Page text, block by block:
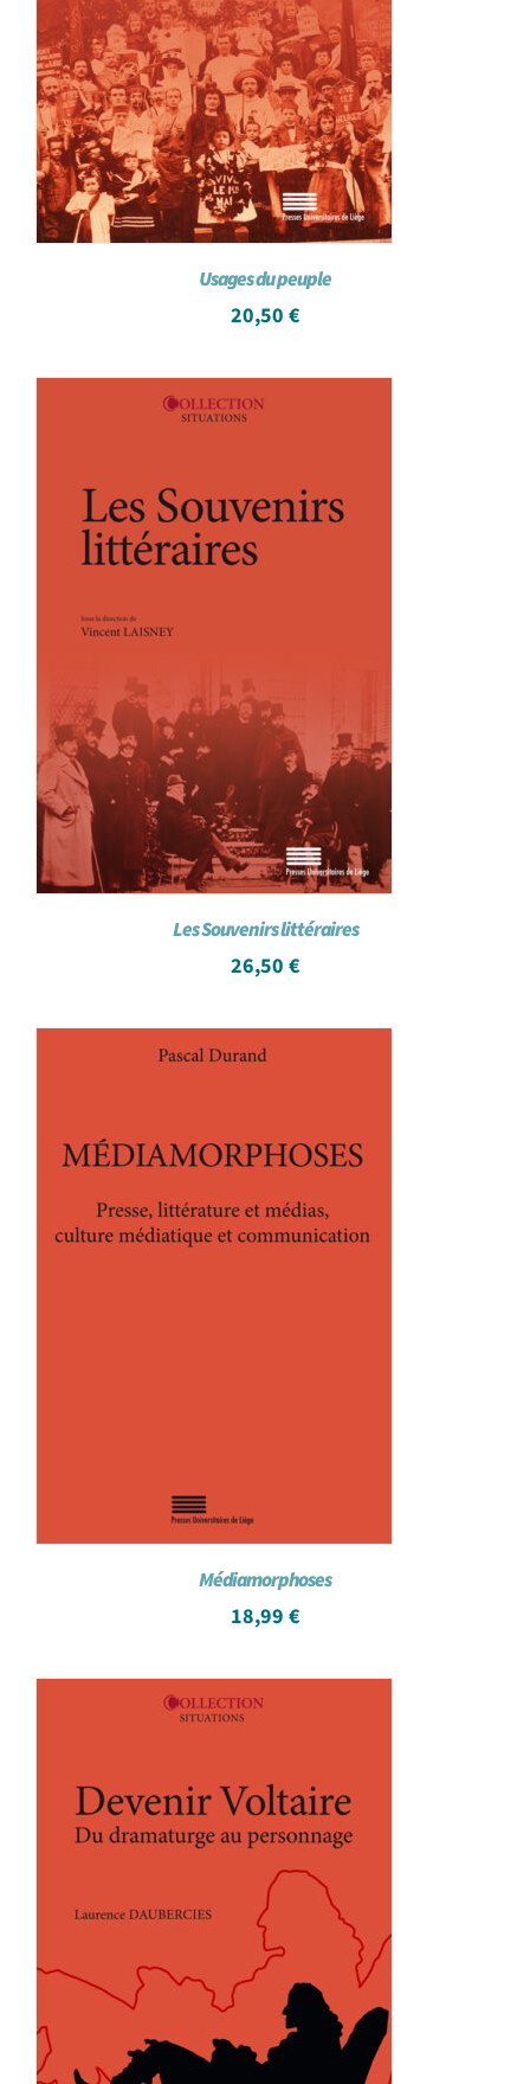
Usages du peuple
20,50 €
Les Souvenirs littéraires
26,50 €
Médiamorphoses
18,99 €